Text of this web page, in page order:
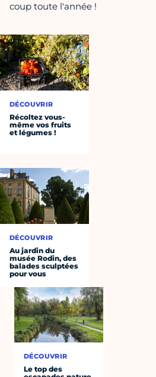
coup toute l'année !
DÉCOUVRIR
Récoltez vous-
même vos fruits
et légumes !
DÉCOUVRIR
Au jardin du
musée Rodin, des
balades sculptées
pour vous
DÉCOUVRIR
Le top des